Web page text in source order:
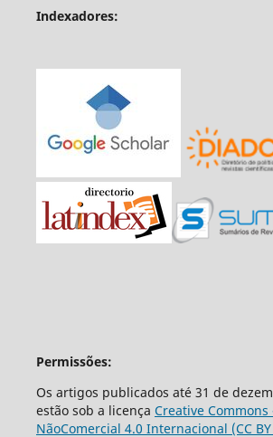
Indexadores:
Permissões:
Os artigos publicados até 31 de
estão sob a licença Creative
NãoComercial 4.0 Internacional (CC BY